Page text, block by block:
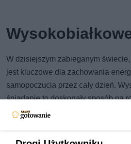
W dzisiejszym zabieganym
jest kluczowe dla zachowania
samopoczucia przez cały dzień.
śniadanie to doskonały sposób na
odpowiednią dawką składników
pomagają kontrolować łaknienie.